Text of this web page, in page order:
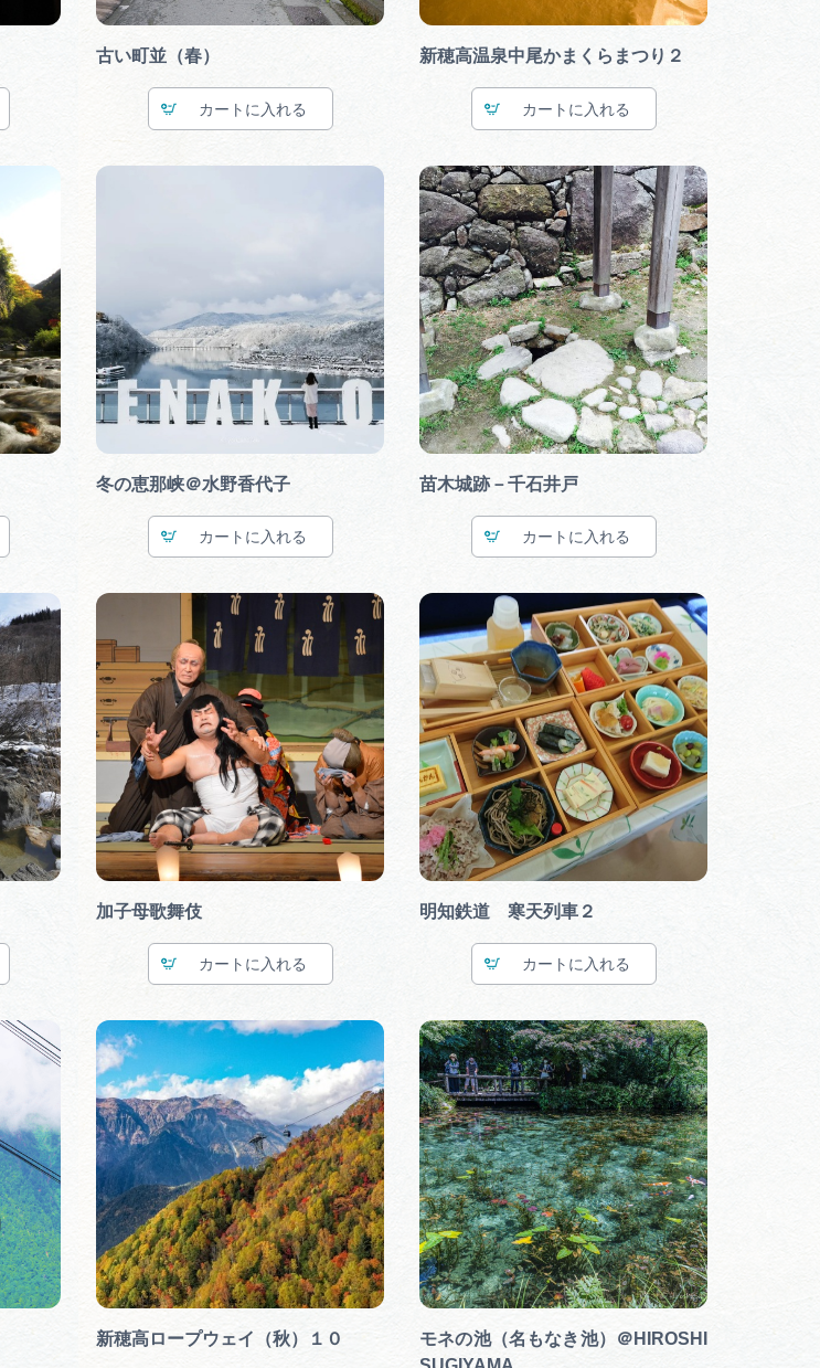
古い町並（春）
カート
新穂高温泉中尾かまくらまつり２
カート
冬の恵那峡＠水野香代子
カート
苗木城跡－千石井戸
カート
加子母歌舞伎
カート
明知鉄道 寒天列車２
カート
新穂高ロープウェイ（秋）１０
モネの池（名もなき池）＠HIROSHI